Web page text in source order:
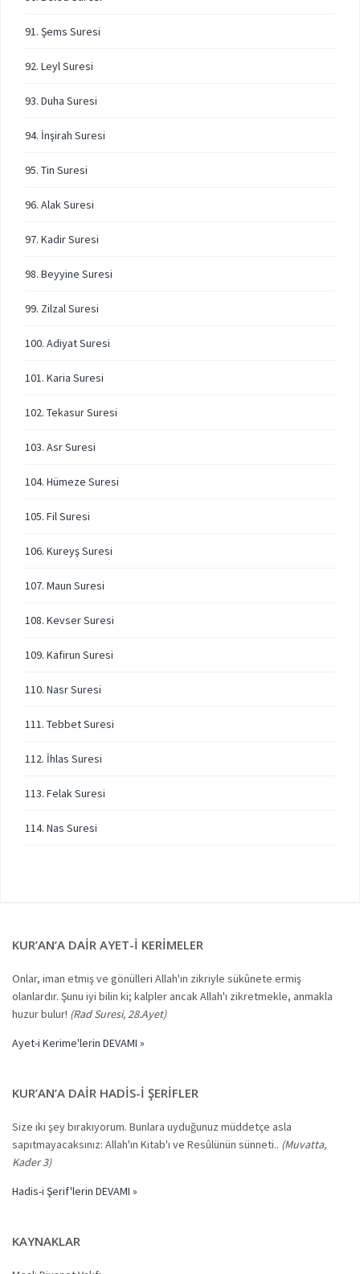
91. Şems Suresi
92. Leyl Suresi
93. Duha Suresi
94. İnşirah Suresi
95. Tin Suresi
96. Alak Suresi
97. Kadir Suresi
98. Beyyine Suresi
99. Zilzal Suresi
100. Adiyat Suresi
101. Karia Suresi
102. Tekasur Suresi
103. Asr Suresi
104. Hümeze Suresi
105. Fil Suresi
106. Kureyş Suresi
107. Maun Suresi
108. Kevser Suresi
109. Kafirun Suresi
110. Nasr Suresi
111. Tebbet Suresi
112. İhlas Suresi
113. Felak Suresi
114. Nas Suresi
KUR’AN’A DAIR AYET-I KERIMELER
Onlar, iman etmiş ve gönülleri Allah'ın zikriyle sükûnete ermiş
olanlardır. Şunu iyi bilin ki; kalpler ancak Allah'ı zikretmekle, anmakla
huzur bulur! (Rad Suresi, 28.Ayet)
Ayet-i Kerime'lerin DEVAMI »
KUR’AN’A DAIR HADIS-I ŞERIFLER
Size iki şey bırakıyorum. Bunlara uyduğunuz müddetçe asla
sapıtmayacaksınız: Allah'ın Kitab'ı ve Resûlünün sünneti.. (Muvatta,
Kader 3)
Hadis-i Şerif'lerin DEVAMI »
KAYNAKLAR